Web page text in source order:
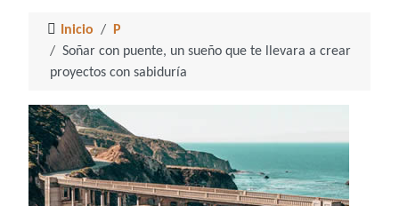
Inicio
P
Soñar con puente, un sueño que te llevara a crear
proyectos con sabiduría